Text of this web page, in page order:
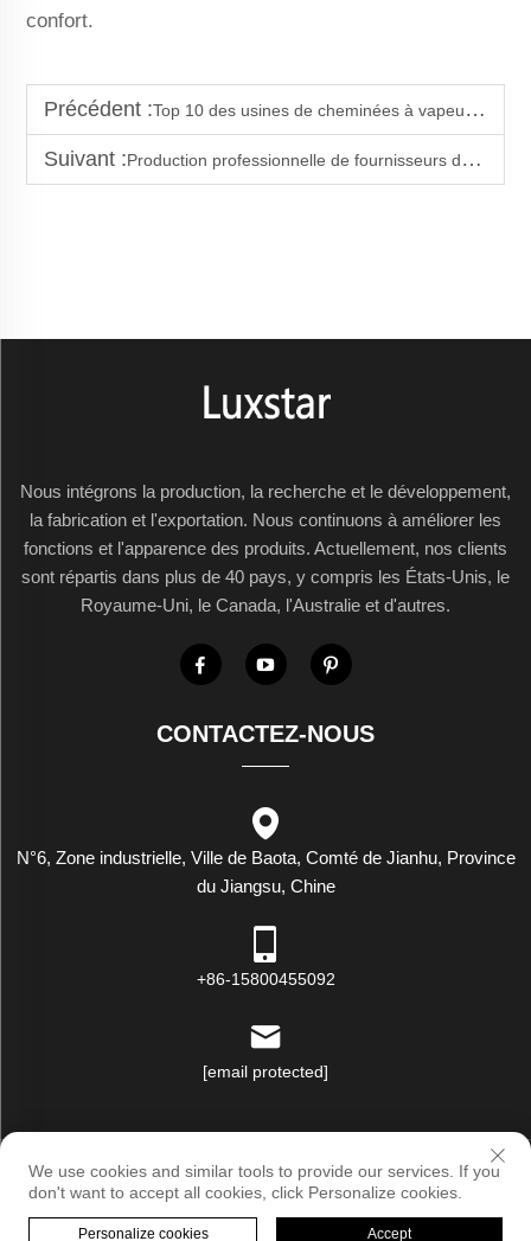
confort.
Précédent :Top 10 des usines de cheminées à vapeur d'eau en Australie
Suivant :Production professionnelle de fournisseurs de cheminées murales intégrées
Nous intégrons la production, la recherche et le développement,
la fabrication et l'exportation. Nous continuons à améliorer les
fonctions et l'apparence des produits. Actuellement, nos clients
sont répartis dans plus de 40 pays, y compris les États-Unis, le
Royaume-Uni, le Canada, l'Australie et d'autres.
CONTACTEZ-NOUS
N°6, Zone industrielle, Ville de Baota, Comté de Jianhu, Province
du Jiangsu, Chine
+86-15800455092
[email protected]
Droits d'auteur © Luxstar Industrie (Jiangsu) Co., Ltd. Tous droits
réservés | Politique de confidentialité
We use cookies and similar tools to provide our services. If you
don't want to accept all cookies, click Personalize cookies.
Personalize cookies Accept